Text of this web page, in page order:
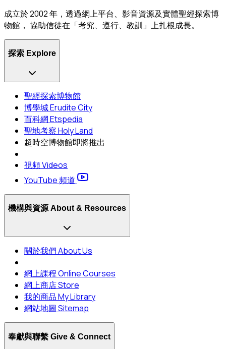
成立於 2002 年，透過網上平台、影音資源及實體聖經探索博
物館， 協助信徒在「考究、遵行、教訓」上扎根成長。
探索 Explore
聖經探索博物館
博學城 Erudite City
百科網 Etspedia
聖地考察 Holy Land
超時空博物館即將推出
視頻 Videos
YouTube 頻道
機構與資源 About & Resources
關於我們 About Us
網上課程 Online Courses
網上商店 Store
我的商品 My Library
網站地圖 Sitemap
奉獻與聯繫 Give & Connect